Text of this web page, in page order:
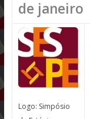
de janeiro
Logo: Simpósio